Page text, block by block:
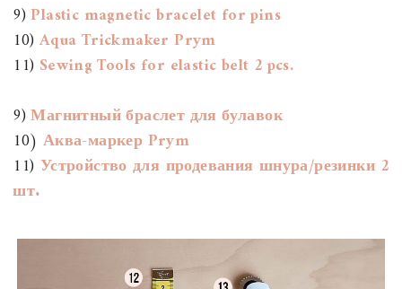
9)Plastic magnetic bracelet for pins
10)Aqua Trickmaker Prym
11) Sewing Tools for elastic belt 2 pcs.
9)Магнитный браслет для булавок
10) Аква-маркер Prym
11) Устройство для продевания шнура/резинки 2
шт.